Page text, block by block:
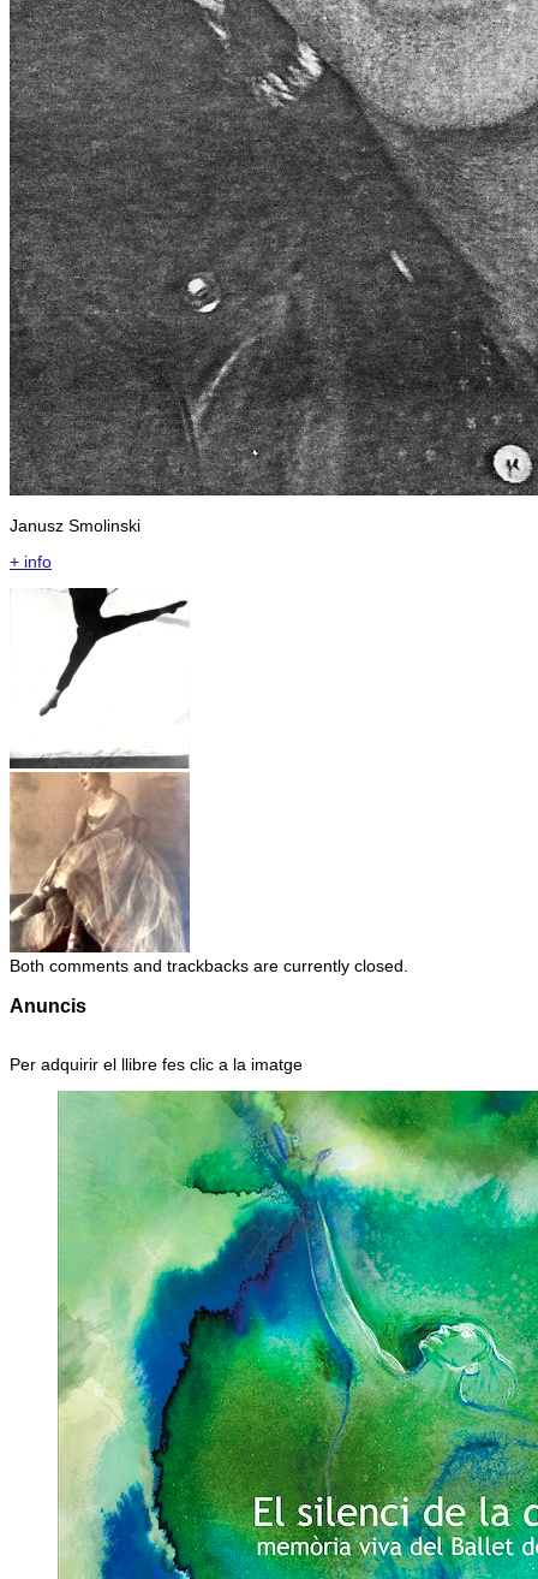
Janusz Smolinski
+ info
Both comments and trackbacks are currently closed.
Anuncis
Per adquirir el llibre fes clic a la imatge